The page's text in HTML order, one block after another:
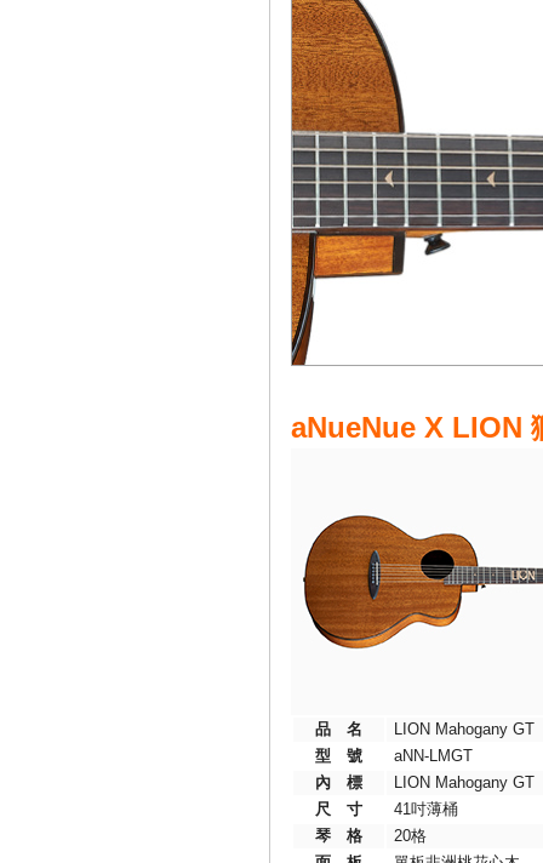
aNueNue X LION
品 名
LION Mahogany GT
型 號
aNN-LMGT
內 標
LION Mahogany GT
尺 寸
41吋薄桶
琴 格
20格